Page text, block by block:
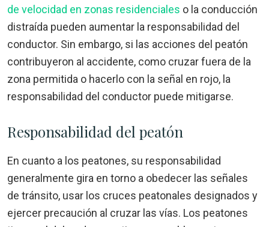
de velocidad en zonas residenciales o la conducción
distraída pueden aumentar la responsabilidad del
conductor. Sin embargo, si las acciones del peatón
contribuyeron al accidente, como cruzar fuera de la
zona permitida o hacerlo con la señal en rojo, la
responsabilidad del conductor puede mitigarse.
Responsabilidad del peatón
En cuanto a los peatones, su responsabilidad
generalmente gira en torno a obedecer las señales
de tránsito, usar los cruces peatonales designados y
ejercer precaución al cruzar las vías. Los peatones